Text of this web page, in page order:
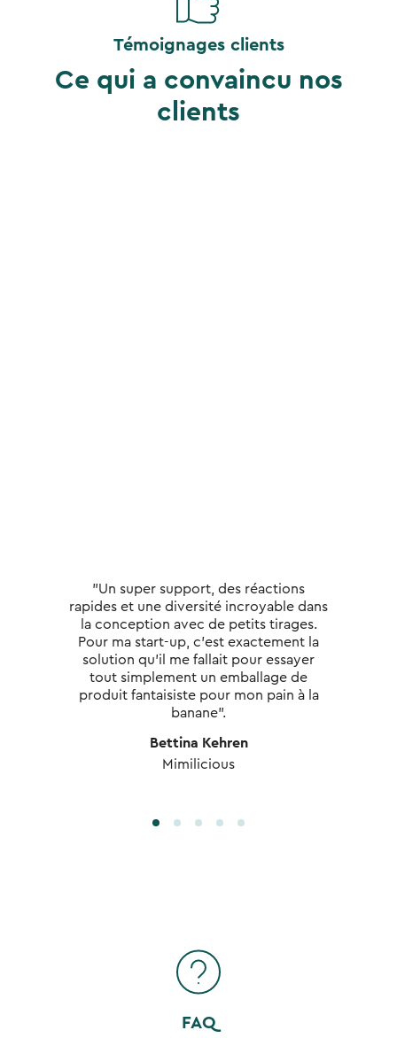
Témoignages clients
Ce qui a convaincu nos
clients
"Un super support, des réactions
rapides et une diversité incroyable dans
la conception avec de petits tirages.
Pour ma start-up, c'est exactement la
solution qu'il me fallait pour essayer
tout simplement un emballage de
produit fantaisiste pour mon pain à la
banane".
Bettina Kehren
Mimilicious
FAQ